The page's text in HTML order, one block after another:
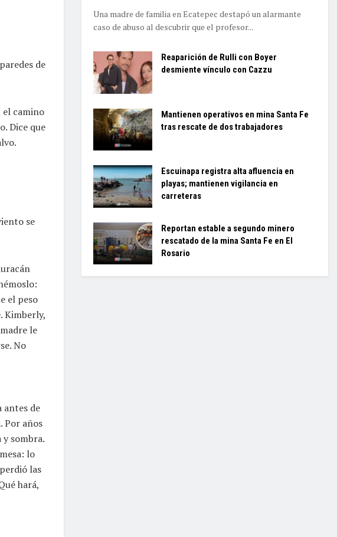
de
el camino
Dice que
se
el peso
Kimberly,
le
No
antes de
Por años
y sombra.
lo
las
hará,
Una madre de familia en Ecatepec destapó un alarmante
caso de abuso al descubrir que el profesor...
Reaparición de Rulli con Boyer
desmiente vínculo con Cazzu
Mantienen operativos en mina Santa Fe
tras rescate de dos trabajadores
Escuinapa registra alta afluencia en
playas; mantienen vigilancia en
carreteras
Reportan estable a segundo minero
rescatado de la mina Santa Fe en El
Rosario